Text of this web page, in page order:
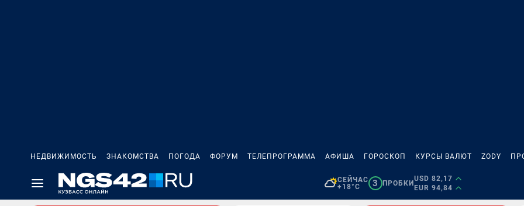
НЕДВИЖИМОСТЬ ЗНАКОМСТВА ПОГОДА ФОРУМ ТЕЛЕПРОГРАММА АФИША ГОРОСКОП КУРСЫ ВАЛЮТ ZODY
СЕЙЧАС
+18°C
3 ПРОБКИ
USD 82,17
EUR 94,84